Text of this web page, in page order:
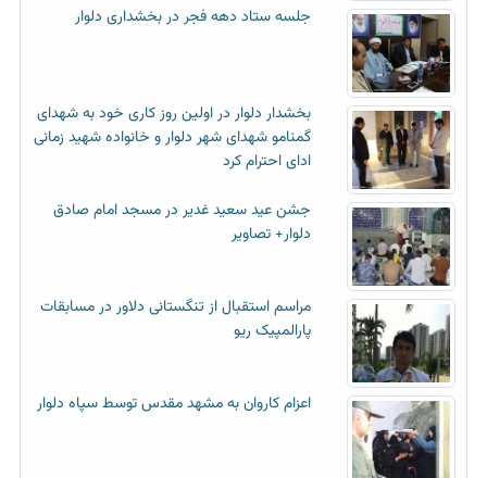
جلسه ستاد دهه فجر در بخشداری دلوار
بخشدار دلوار در اولین روز کاری خود به شهدای
گمنامو شهدای شهر دلوار و خانواده شهید زمانی
ادای احترام کرد
جشن عید سعید غدیر در مسجد امام صادق
دلوار+ تصاویر
مراسم استقبال از تنگستانی دلاور در مسابقات
پارالمپیک ریو
اعزام کاروان به مشهد مقدس توسط سپاه دلوار